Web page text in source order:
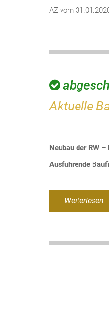
AZ vom
Aktuelle
Neubau der RW
Ausführende
Weiterlesen